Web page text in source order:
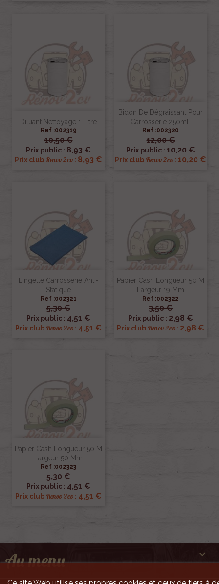
Diluant Nettoyage 1 Litre
Ref :002319
10,50 €
Prix public : 8,93 €
Prix club Renov 2cv : 8,93 €
Bidon De Dégraissant Pour
Carrosserie 250mL
Ref :002320
12,00 €
Prix public : 10,20 €
Prix club Renov 2cv : 10,20 €
Lingette Carrosserie Anti-
Statique
Ref :002321
5,30 €
Prix public : 4,51 €
Prix club Renov 2cv : 4,51 €
Papier Cash Longueur 50 M
Largeur 19 Mm
Ref :002322
3,50 €
Prix public : 2,98 €
Prix club Renov 2cv : 2,98 €
Papier Cash Longueur 50 M
Largeur 50 Mm
Ref :002323
5,30 €
Prix public : 4,51 €
Prix club Renov 2cv : 4,51 €
Au menu 